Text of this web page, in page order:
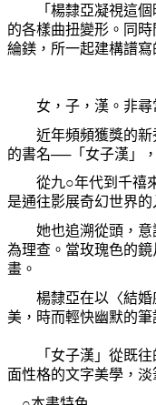
「楊隸亞凝視這個時
的各樣曲扭變形。同
綸鎂，所一起建構譜
女，子，漢。非尋
近年頻頻獲獎的新秀
的書名──「女子漢」
從九○年代到千禧來
是通往影展奇幻世界
她也追溯從頭，意識
為理查。當玫瑰色的
畫。
楊隸亞在以〈結婚座
美，時而輕快幽默的
「女子漢」從既往的
面性格的文字美學，